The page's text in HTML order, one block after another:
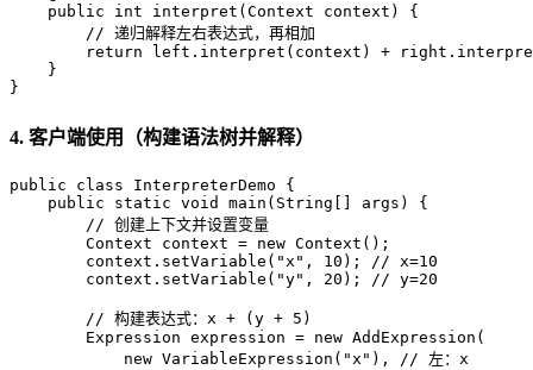
public
int interpret (Context context)
{
// 递归解释左右表达式，再相加
return left.interpret(context) +
    }
}
4. 客户端使用（构建语法树并解释）
public class InterpreterDemo {
public
static void main (String[] args)
{
// 创建上下文并设置变量
Context
context = new Context ();
        context.setVariable(
"x" , 10 );
// x=10
        context.setVariable(
"y" , 20 ); // y=20
// 构建表达式：x + (y + 5)
Expression expression = new AddExpression (
new VariableExpression ( "x" ),
// 左：x